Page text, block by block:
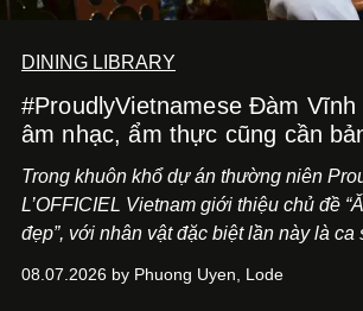
DINING LIBRARY
#ProudlyVietnamese Đàm Vĩnh
âm nhạc, ẩm thực cũng cần
Trong khuôn khổ dự án thường niên
L’OFFICIEL Vietnam giới thiệu chủ đề
đẹp”, với nhân vật đặc biệt lần này là
Cà Phê Cà Pháo mang dấu ấn
08.07.2026 by Phuong Uyen, Lode